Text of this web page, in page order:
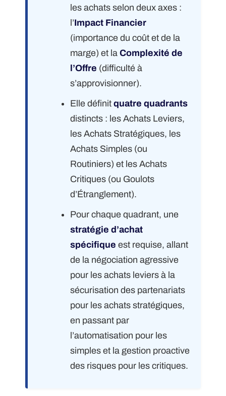
les achats selon deux axes :
l’Impact Financier
(importance du coût et de la
marge) et laComplexité de
l’Offre (difficulté à
s’approvisionner).
Elle définitquatre quadrants
distincts : les Achats Leviers,
les Achats Stratégiques, les
Achats Simples (ou
Routiniers) et les Achats
Critiques (ou Goulots
d’Étranglement).
Pour chaque quadrant, une
stratégie d’achat
spécifique est requise, allant
de la négociation agressive
pour les achats leviers à la
sécurisation des partenariats
pour les achats stratégiques,
en passant par
l’automatisation pour les
simples et la gestion proactive
des risques pour les critiques.